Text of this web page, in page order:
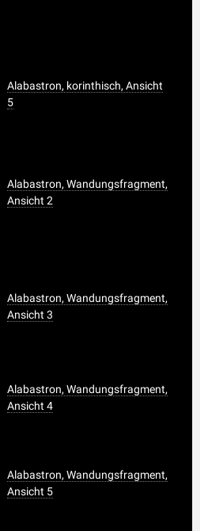
Alabastron, korinthisch, Ansicht
5
Alabastron, Wandungsfragment,
Ansicht 2
Alabastron, Wandungsfragment,
Ansicht 3
Alabastron, Wandungsfragment,
Ansicht 4
Alabastron, Wandungsfragment,
Ansicht 5